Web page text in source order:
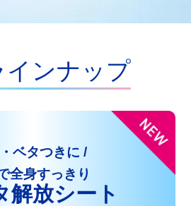
インナップ
ベタつきに /
全身すっきり
解放シート